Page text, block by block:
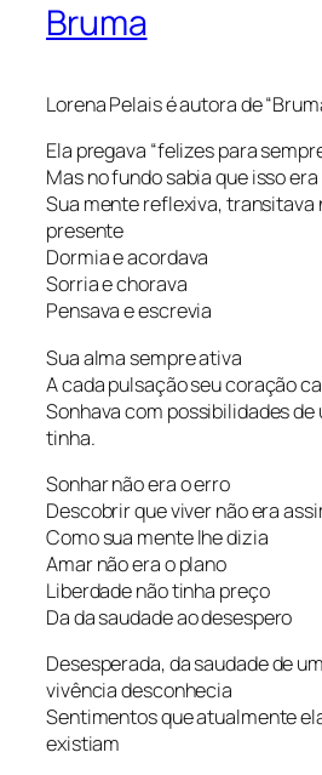
Bruma
Lorena Pelais é autora de
Ela pregava “felizes para
Mas no fundo sabia que isso
Sua mente reflexiva, transitava
presente
Dormia e acordava
Sorria e chorava
Pensava e escrevia
Sua alma sempre ativa
A cada pulsação seu coração
Sonhava com possibilidades de
tinha.
Sonhar não era o erro
Descobrir que viver não era
Como sua mente lhe dizia
Amar não era o plano
Liberdade não tinha preço
Da da saudade ao desespero
Desesperada, da saudade de
vivência desconhecia
Sentimentos que atualmente
existiam